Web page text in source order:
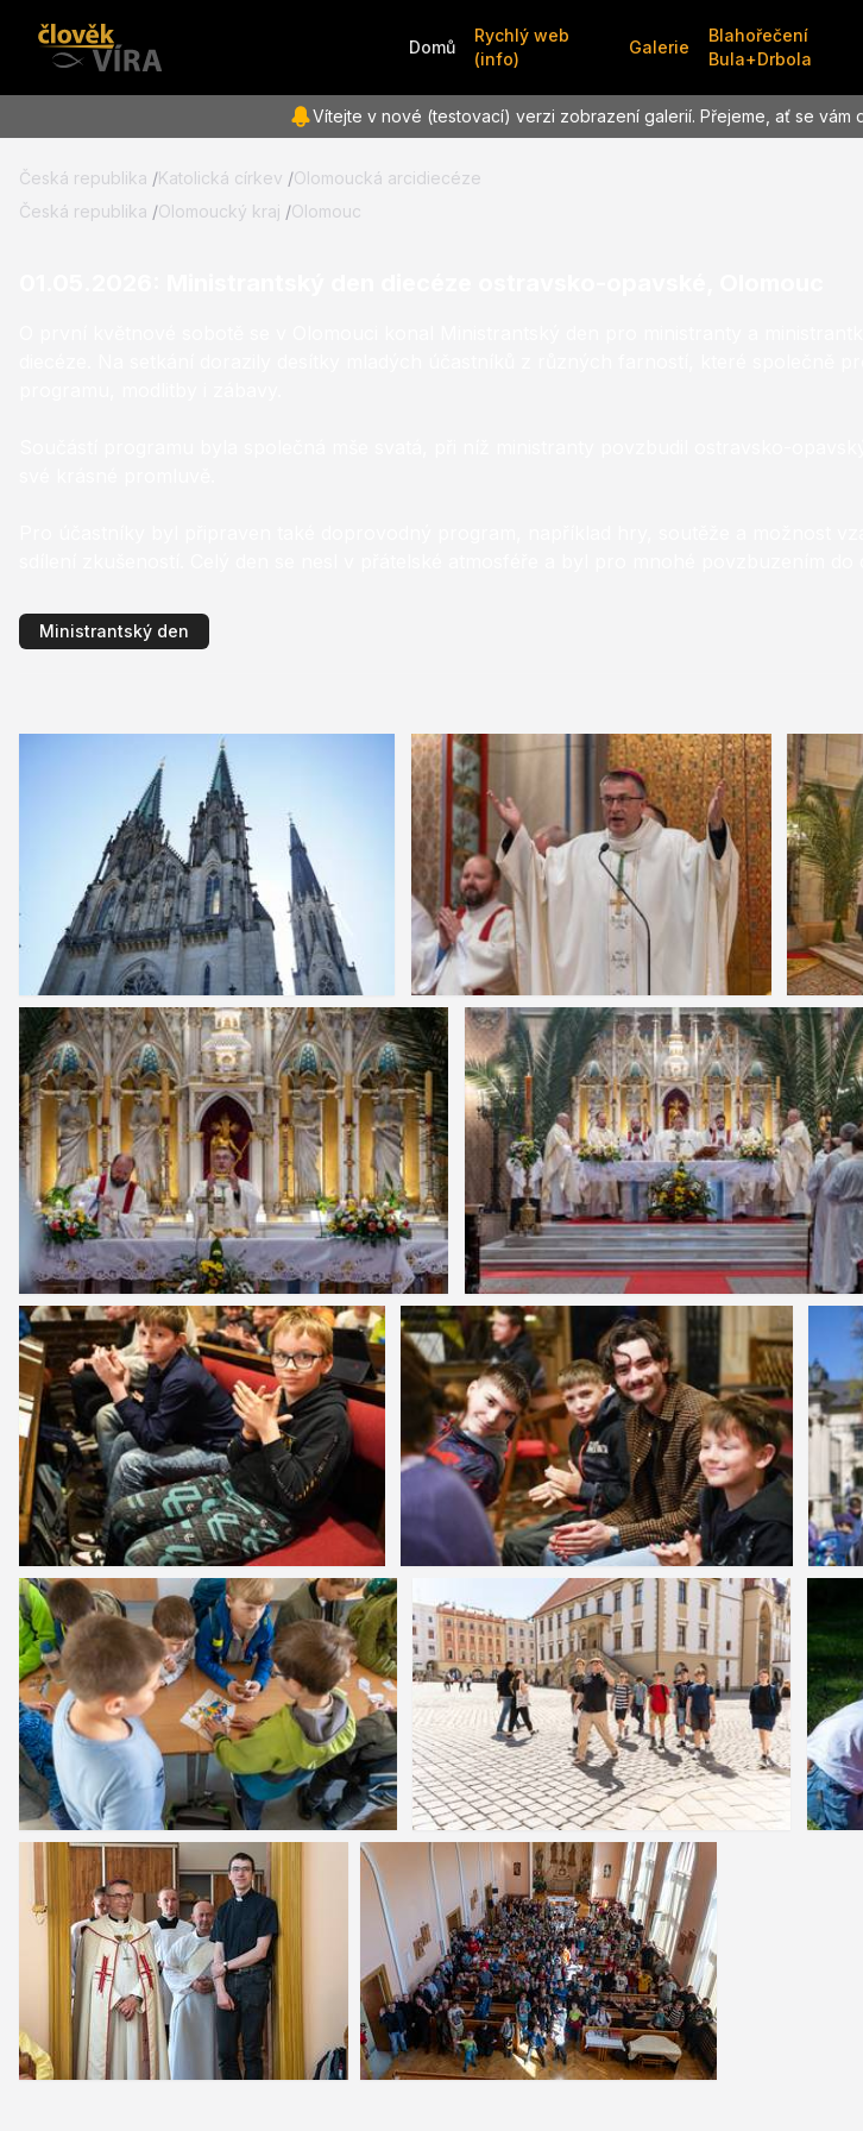
Domů
Rychlý web
(info)
Galerie
Blahořečení
Bula+Drbola
Vítejte v nové (testovací) verzi zobrazení galerií. Přejeme, ať se vám
Česká republika /Katolická církev /Olomoucká arcidiecéze
Česká republika /Olomoucký kraj /Olomouc
Ministrantský den